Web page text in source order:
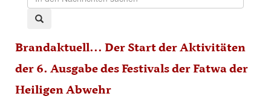
Brandaktuell... Der Start der Aktivitäten
der 6. Ausgabe des Festivals der Fatwa der
Heiligen Abwehr